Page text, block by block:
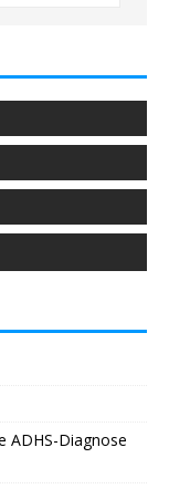
ADHS-Diagnose